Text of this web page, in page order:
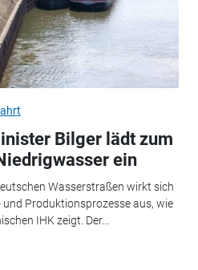
Bilger lädt zum
ein
Wasserstraßen wirkt sich
Produktionsprozesse aus, wie
IHK zeigt. Der...